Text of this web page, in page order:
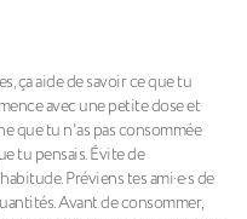
ça aide de savoir ce que tu
avec une petite dose et
que tu n'as pas consommée
tu pensais. Évite de
Préviens tes ami·e·s de
Avant de consommer,